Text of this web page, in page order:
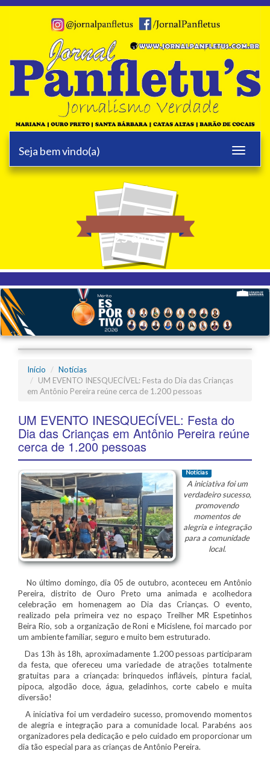
Toggle
Seja bem vindo(a)
25 anos
Início
Notícias
UM EVENTO INESQUECÍVEL: Festa do Dia das Crianças
em Antônio Pereira reúne cerca de 1.200 pessoas
UM EVENTO INESQUECÍVEL: Festa do
Dia das Crianças em Antônio Pereira reúne
cerca de 1.200 pessoas
Notícias
A iniciativa foi um
verdadeiro sucesso,
promovendo
momentos de
alegria e integração
para a comunidade
local.
No último domingo, dia 05 de outubro, aconteceu em Antônio
Pereira, distrito de Ouro Preto uma animada e acolhedora
celebração em homenagem ao Dia das Crianças. O evento,
realizado pela primeira vez no espaço Treilher MR Espetinhos
Beira Rio, sob a organização de Roni e Micislene, foi marcado por
um ambiente familiar, seguro e muito bem estruturado.
Das 13h às 18h, aproximadamente 1.200 pessoas participaram
da festa, que ofereceu uma variedade de atrações totalmente
gratuitas para a criançada: brinquedos infláveis, pintura facial,
pipoca, algodão doce, água, geladinhos, corte cabelo e muita
diversão!
A iniciativa foi um verdadeiro sucesso, promovendo momentos
de alegria e integração para a comunidade local. Parabéns aos
organizadores pela dedicação e pelo cuidado em proporcionar um
dia tão especial para as crianças de Antônio Pereira.